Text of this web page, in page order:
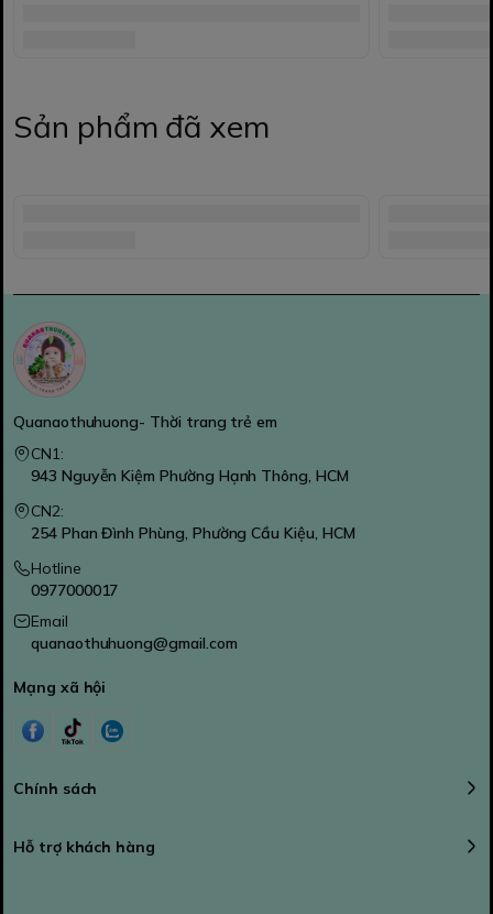
Sản phẩm đã xem
Quanaothuhuong- Thời trang trẻ em
CN1:
943 Nguyễn Kiệm Phường Hạnh Thông, HCM
CN2:
254 Phan Đình Phùng, Phường Cầu Kiệu, HCM
Hotline
0977000017
Email
quanaothuhuong@gmail.com
Mạng xã hội
Chính sách
Hỗ trợ khách hàng